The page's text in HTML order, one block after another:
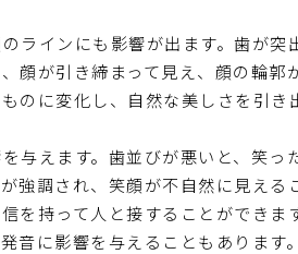
ラインにも影響が出ます。歯が
顔が引き締まって見え、顔の輪
のに変化し、自然な美しさを引き
与えます。歯並びが悪いと、笑
強調され、笑顔が不自然に見え
を持って人と接することができます
音に影響を与えることもありま